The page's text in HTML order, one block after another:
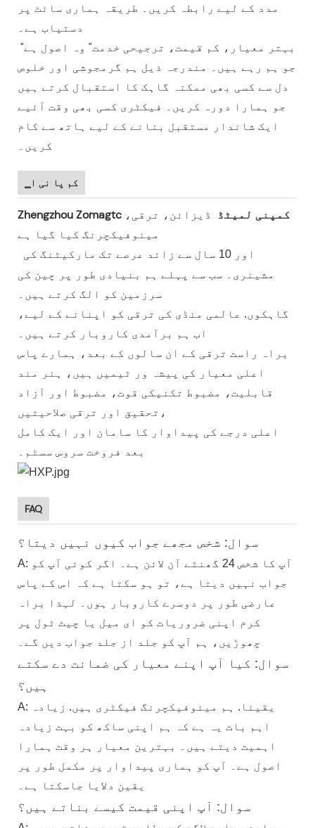
مدد کے لیے رابطہ کریں۔ طریقہ ہماری سائٹ پر
دستیاب ہے۔
"بہتر معیار، کم قیمت، ترجیحی خدمت" وہ اصول ہے
جو ہم رہے ہیں۔ مندرجہ ذیل ہم گرمجوشی اور خلوص
دل سے کسی بھی ممکنہ گاہک کا استقبال کرتے ہیں
جو ہمارا دورہ کریں۔ فیکٹری کسی بھی وقت آئیے
ایک شاندار مستقبل بنانے کے لیے ہاتھ سے کام
کریں۔
▁کم پا نی ا
Zhengzhou Zomagtc کمپنی لمیٹڈ
ڈیزائن، ترقی،
مینوفیکچرنگ کیا گیا ہے
مشینری۔ سب سے پہلے ہم بنیادی طور پر چین کی
سرزمین کو الگ کرتے ہیں۔
گاہکوں. عالمی منڈی کی ترقی کو اپنانے کے لیے،
اب ہم برآمدی کاروبار کرتے ہیں۔
براہ راست ترقی کے ان سالوں کے بعد، ہمارے پاس
اعلی معیار کی پیشہ ور ٹیمیں ہیں، ہنر مند
قابلیت، مضبوط تکنیکی قوت، مضبوط اور آزاد
تحقیق اور ترقی صلاحیتیں،
اعلی درجے کی پیداوار کا سامان اور ایک کامل
بعد فروخت سروس سسٹم۔
FAQ
سوال: شخص مجھے جواب کیوں نہیں دیتا؟
A: آپ کا شخص 24 گھنٹے آن لائن ہے۔ اگر کوئی آپ کو
جواب نہیں دیتا ہے، تو ہو سکتا ہے کہ اس کے پاس
عارضی طور پر دوسرے کاروبار ہوں۔ لہذا براہ
کرم اپنی ضروریات کو ای میل یا چیٹ ٹول پر
چھوڑیں، ہم آپ کو جلد از جلد جواب دیں گے۔
سوال: کیا آپ اپنے معیار کی ضمانت دے سکتے
ہیں؟
A: یقینا. ہم مینوفیکچرنگ فیکٹری ہیں. زیادہ
اہم بات یہ ہے کہ ہم اپنی ساکھ کو بہت زیادہ
اہمیت دیتے ہیں۔ بہترین معیار ہر وقت ہمارا
اصول ہے۔ آپ کو ہماری پیداوار پر مکمل طور پر
یقین دلایا جاسکتا ہے۔
سوال: آپ اپنی قیمت کیسے بناتے ہیں؟